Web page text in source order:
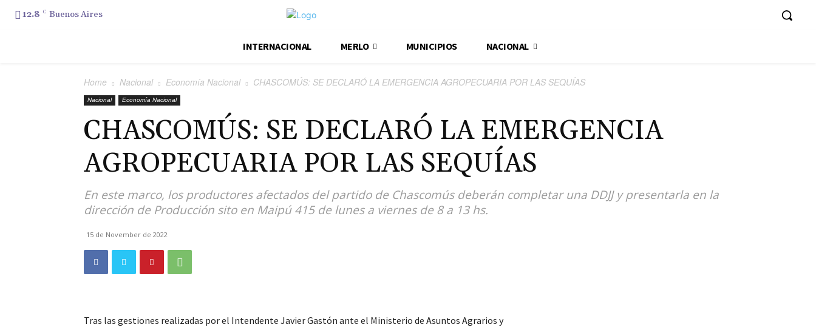
12.8 C Buenos Aires
INTERNACIONAL MERLO MUNICIPIOS NACIONAL
Home Nacional Economía Nacional CHASCOMÚS: SE DECLARÓ LA EMERGENCIA AGROPECUARIA POR LAS SEQUÍAS
Nacional Economía Nacional
CHASCOMÚS: SE DECLARÓ LA EMERGENCIA
AGROPECUARIA POR LAS SEQUÍAS
En este marco, los productores afectados del partido de Chascomús deberán completar una DDJJ y presentarla en la
dirección de Producción sito en Maipú 415 de lunes a viernes de 8 a 13 hs.
15 de November de 2022
Tras las gestiones realizadas por el Intendente Javier Gastón ante el Ministerio de Asuntos Agrarios y